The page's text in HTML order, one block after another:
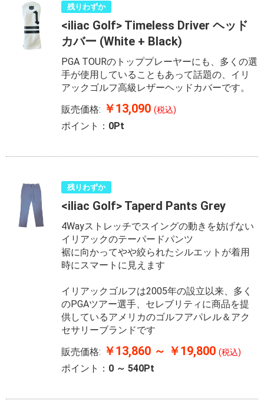
残りわずか
<iliac Golf> Timeless Driver ヘッド
カバー (White + Black)
PGA TOURのトッププレーヤーにも、多くの選
手が使用していることもあって話題の、イリ
アックゴルフ高級レザーヘッドカバーです。
販売価格: ￥13,090(税込)
ポイント： 0Pt
残りわずか
<iliac Golf> Taperd Pants Grey
4Wayストレッチでスイングの動きを妨げない
イリアックのテーパードパンツ
裾に向かってやや絞られたシルエットが着用
時にスマートに見えます
イリアックゴルフは2005年の設立以来、多く
のPGAツアー選手、セレブリティに商品を提
供しているアメリカのゴルフアパレル＆アク
セサリーブランドです
販売価格: ￥13,860 ～ ￥19,800(税込)
ポイント： 0 ～ 540Pt